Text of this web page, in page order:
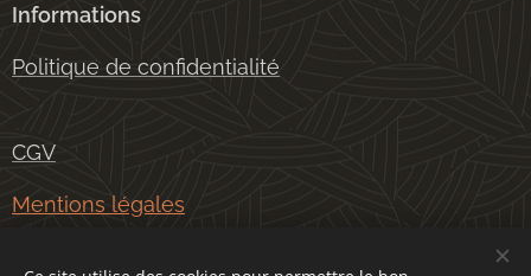
Informations
Politique de confidentialité
CGV
Mentions légales